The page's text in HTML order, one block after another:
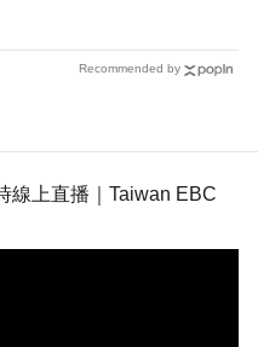
Recommended by
線上直播｜Taiwan EBC